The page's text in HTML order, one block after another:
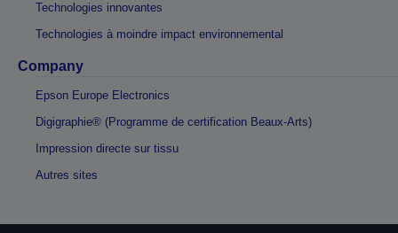
Technologies innovantes
Technologies à moindre impact environnemental
Company
Epson Europe Electronics
Digigraphie® (Programme de certification Beaux-Arts)
Impression directe sur tissu
Autres sites